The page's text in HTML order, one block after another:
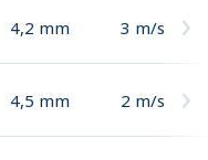
4,2 mm 3 m/s
4,5 mm 2 m/s